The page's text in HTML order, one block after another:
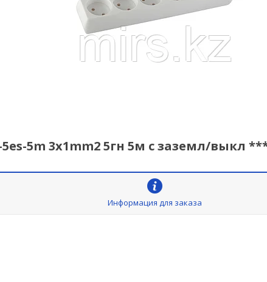
5m 3x1mm2 5гн 5м c заземл/выкл
Информация для заказа